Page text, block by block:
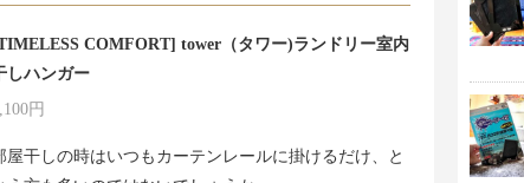
COMFORT] tower（タワー)ランドリー室内
しハンガー
円
屋干しの時はいつもカーテンレールに掛けるだけ、と